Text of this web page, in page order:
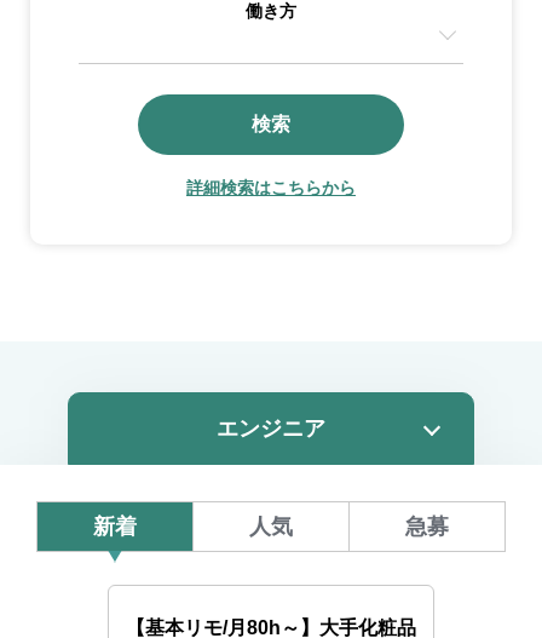
働き方
検索
詳細検索はこちらから
新着 人気 急募
【基本リモ/月80h～】大手化粧品